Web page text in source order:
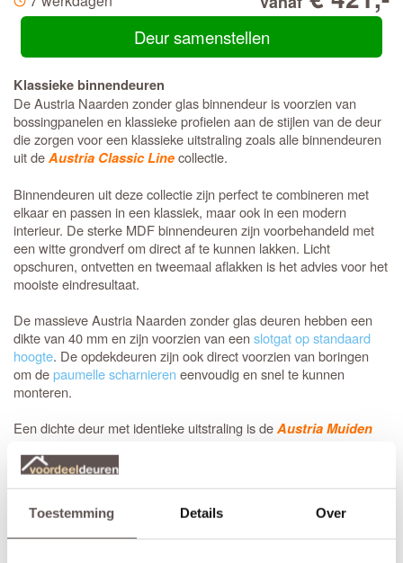
Toestemming Details Over
Deur samenstellen
Klassieke binnendeuren
De Austria Naarden zonder glas binnendeur is voorzien van
bossingpanelen en klassieke profielen aan de stijlen van de deur
die zorgen voor een klassieke uitstraling zoals alle binnendeuren
uit deAustria Classic Linecollectie.
Binnendeuren uit deze collectie zijn perfect te combineren met
elkaar en passen in een klassiek, maar ook in een modern
interieur. De sterke MDF binnendeuren zijn voorbehandeld met
een witte grondverf om direct af te kunnen lakken. Licht
opschuren, ontvetten en tweemaal aflakken is het advies voor het
mooiste eindresultaat.
De massieve Austria Naarden zonder glas deuren hebben een
dikte van 40 mm en zijn voorzien van eenslotgat op standaard
hoogte. De opdekdeuren zijn ook direct voorzien van boringen
om depaumelle scharnieren eenvoudig en snel te kunnen
monteren.
Een dichte deur met identieke uitstraling is deAustria Muiden
je de juiste draairichting aangeeft.